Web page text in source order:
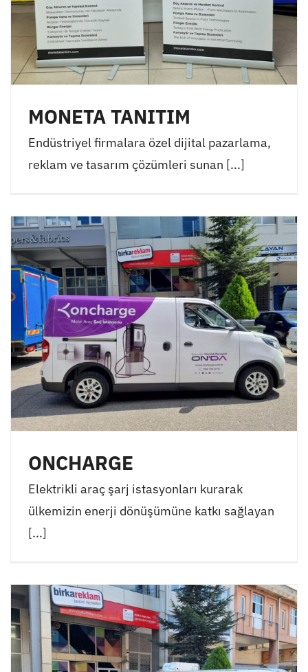
MONETA TANITIM
Endüstriyel firmalara özel dijital pazarlama,
reklam ve tasarım çözümleri sunan [...]
ONCHARGE
Elektrikli araç şarj istasyonları kurarak
ülkemizin enerji dönüşümüne katkı sağlayan
[...]